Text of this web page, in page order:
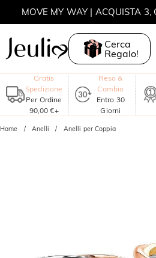
MOVE MY WAY | ACQUISTA 3,
Cerca
Regalo!
Gratis
Spedizione
Per Ordine
90,00 €+
Reso &
Cambio
Entro 30
Giorni
Home Anelli Anelli per Coppia